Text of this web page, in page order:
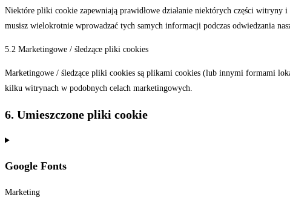
Niektóre pliki cookie zapewniają prawidłowe działanie niektórych części
musisz wielokrotnie wprowadzać tych samych informacji podczas odwiedzania
5.2 Marketingowe / śledzące pliki cookies
Marketingowe / śledzące pliki cookies są plikami cookies (lub innymi formami
kilku witrynach w podobnych celach marketingowych.
6. Umieszczone pliki cookie
Google Fonts
Marketing